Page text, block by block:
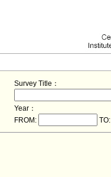
Survey Title：
Year：
FROM:
TO: